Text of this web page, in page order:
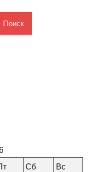
Поиск
Сб Вс